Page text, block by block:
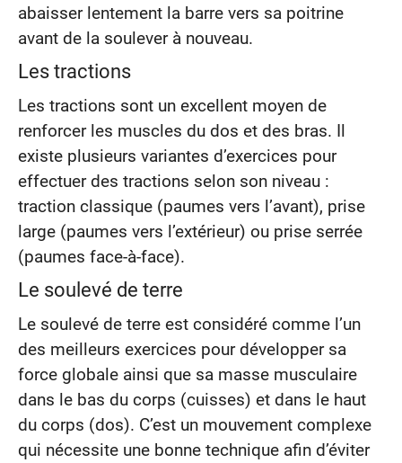
abaisser lentement la barre vers sa poitrine
avant de la soulever à nouveau.
Les tractions
Les tractions sont un excellent moyen de
renforcer les muscles du dos et des bras. Il
existe plusieurs variantes d’exercices pour
effectuer des tractions selon son niveau :
traction classique (paumes vers l’avant), prise
large (paumes vers l’extérieur) ou prise serrée
(paumes face-à-face).
Le soulevé de terre
Le soulevé de terre est considéré comme l’un
des meilleurs exercices pour développer sa
force globale ainsi que sa masse musculaire
dans le bas du corps (cuisses) et dans le haut
du corps (dos). C’est un mouvement complexe
qui nécessite une bonne technique afin d’éviter